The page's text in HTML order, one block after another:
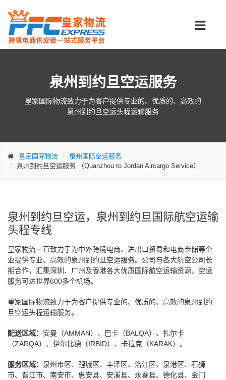
泉州到约旦空运服务
皇家国际物流致力于为客户提供专业的、优质的、高效的
泉州到约旦空运头程运输服务
皇家国际物流
泉州国际空运服务
泉州到约旦空运服务 （Quanzhou to Jordan Aircargo Service）
泉州到约旦空运，泉州到约旦国际航空运输
头程专线
皇家物流一直致力于为中外跨境电商、进出口贸易和电商仓储等企
业提供专业、高效的泉州到约旦空运服务。公司与各大航空公司长
期合作，汇集深圳、广州及香港各大优质国际航空运输资源，空运
服务可达世界600多个机场。
皇家国际物流致力于为客户提供专业的、优质的、高效的泉州到约
旦空运头程运输服务。
配送区域： 安曼（AMMAN）、巴卡（BALQA）、扎尔卡
（ZARQA）、伊尔比德（IRBID）、卡拉克（KARAK）。
服务区域： 泉州市区、鲤城区、丰泽区、洛江区、泉港区、石狮
市、晋江市、南安市、惠安县、安溪县、永春县、德化县、金门